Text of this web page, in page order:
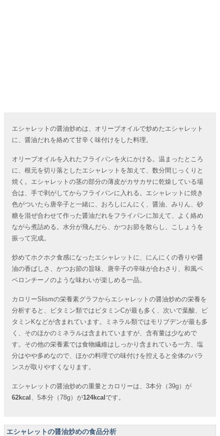
エシャレットの醤油炒めは、オリーブオイルで炒めたエシャレット
に、醤油だれを絡めて甘辛く味付けをした料理。
オリーブオイルを入れたフライパンを火にかける。温まったところ
に、根元を切り落としたエシャレットを加えて、数分間じっくりと
焼く。エシャレットの茎の部分の薄皮がカサカサに乾燥している場
合は、手で剥がしてからフライパンに入れる。エシャレットに焼き
色がついたら唐辛子と一緒に、おろしにんにく、醤油、みりん、砂
糖を混ぜ合わせて作った醤油だれをフライパンに加えて、よく絡め
ながら煮詰める。水分が飛んだら、かつお節を散らし、こしょうを
振って完成。
炒めてホクホク食感になったエシャレットに、にんにくの香りや醤
油の香ばしさ、かつお節の旨味、唐辛子の辛味が合わさり、和風ペ
ペロンチーノのような味わいが楽しめる一品。
カロリーSlismの栄養素グラフからエシャレットの醤油炒めの栄養を
分析すると、ビタミン類ではビタミンCが最も多く、次いで葉酸、ビ
タミンKなどが含まれています。ミネラル類ではモリブデンが最も多
く、そのほかのミネラルは含まれていますが、含有量は少なめで
す。その他の栄養素では食物繊維はしっかり含まれている一方、塩
分はやや多めなので、ほかの料理での味付けを控えると全体のバラ
ンスが取りやすくなります。
エシャレットの醤油炒めの重量とカロリーは、3本分（39g）が
62kcal 、5本分（78g）が124kcal です。
エシャレットの醤油炒めの食品分析